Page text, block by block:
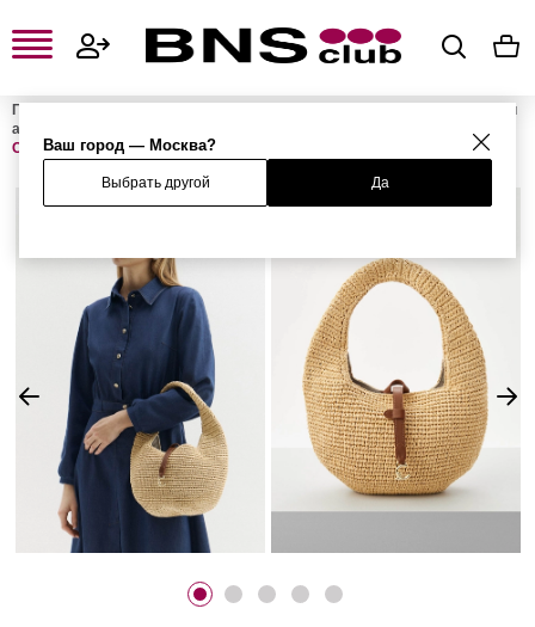
Ваш город — Москва?
Выбрать другой Да
Главная
Женские сумки и
аксессуары
C-ME SUMMER